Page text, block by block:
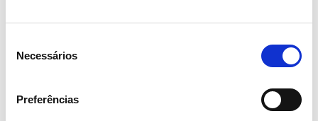
Necessários
Preferências
Partilhar notícia